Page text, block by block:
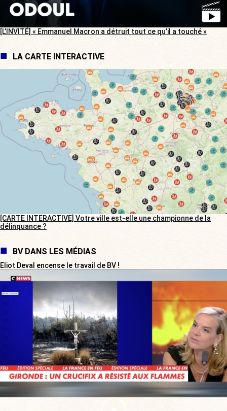
[L’INVITÉ] « Emmanuel Macron a détruit tout ce qu’il a touché »
LA CARTE INTERACTIVE
[CARTE INTERACTIVE] Votre ville est-elle une championne de la
délinquance ?
BV DANS LES MÉDIAS
Eliot Deval encense le travail de BV !